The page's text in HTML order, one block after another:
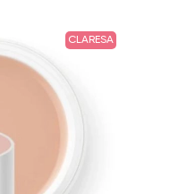
CLARESA